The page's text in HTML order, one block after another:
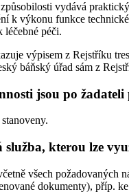
vydává
k výkonu funkce
léčebné péči.
výpisem z Rejstříku
báňský úřad sám z
jsou po
služba, kterou lze
všech požadovaných
dokumenty), příp.